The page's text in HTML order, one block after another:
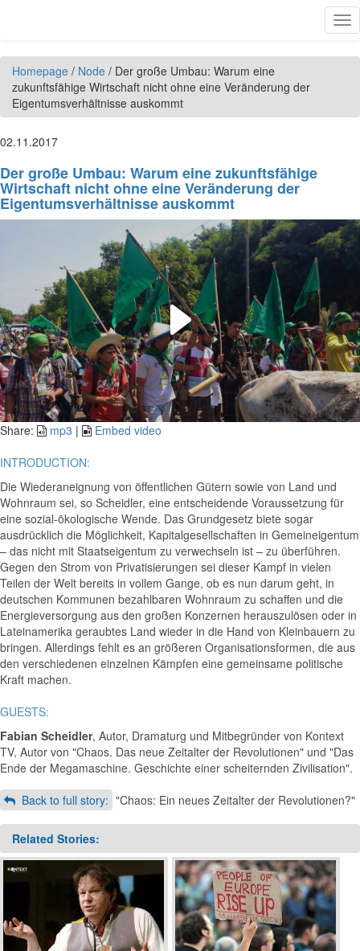
Homepage / Node / Der große Umbau: Warum eine
zukunftsfähige Wirtschaft nicht ohne eine Veränderung der
Eigentumsverhältnisse auskommt
02.11.2017
Der große Umbau: Warum eine zukunftsfähige
Wirtschaft nicht ohne eine Veränderung der
Eigentumsverhältnisse auskommt
Play
Video
Share: mp3 |
Embed video
INTRODUCTION:
Die Wiederaneignung von öffentlichen Gütern sowie von Land und
Wohnraum sei, so Scheidler, eine entscheidende Voraussetzung für
eine sozial-ökologische Wende. Das Grundgesetz biete sogar
ausdrücklich die Möglichkeit, Kapitalgesellschaften in Gemeineigentum
– das nicht mit Staatseigentum zu verwechseln ist – zu überführen.
Gegen den Strom von Privatisierungen sei dieser Kampf in vielen
Teilen der Welt bereits in vollem Gange, ob es nun darum geht, in
deutschen Kommunen bezahlbaren Wohnraum zu schaffen und die
Energieversorgung aus den großen Konzernen herauszulösen oder in
Lateinamerika geraubtes Land wieder in die Hand von Kleinbauern zu
bringen. Allerdings fehlt es an größeren Organisationsformen, die aus
den verschiedenen einzelnen Kämpfen eine gemeinsame politische
Kraft machen.
GUESTS:
Fabian Scheidler, Autor, Dramaturg und Mitbegründer von Kontext
TV, Autor von "Chaos. Das neue Zeitalter der Revolutionen" und "Das
Ende der Megamaschine. Geschichte einer scheiternden Zivilisation".
Back to full story: "Chaos: Ein neues Zeitalter der Revolutionen?"
Related Stories: